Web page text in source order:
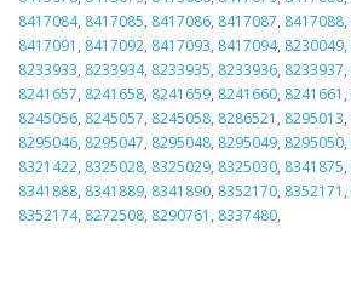
8417084, 8417085, 8417086, 8417087, 8417088,
8417091 , 8417092, 8417093, 8417094, 8230049,
8233933, 8233934, 8233935, 8233936, 8233937,
8241657, 8241658, 8241659, 8241660, 8241661 ,
8245056, 8245057, 8245058, 8286521 , 8295013,
8295046, 8295047, 8295048, 8295049, 8295050,
8321422, 8325028, 8325029, 8325030, 8341875,
8341888, 8341889, 8341890, 8352170, 8352171 ,
8352174, 8272508, 8290761 , 8337480,